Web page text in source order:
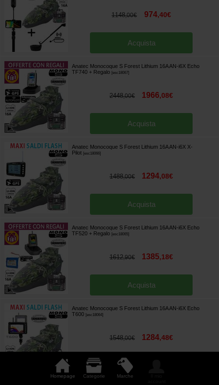
Homepage Categorie Marche
1148,00€ 974,40€
Acquista
Anatec Monocoque S Forest Lithium 16A AN-i6X Echo
TF740 + Regalo [esc18067]
2448,00€ 1966,08€
Acquista
Anatec Monocoque S Forest Lithium 16A AN-i6X X-
Pilot [esc18066]
1488,00€ 1294,08€
Acquista
Anatec Monocoque S Forest Lithium 16A AN-i6X Echo
TF520 + Regalo [esc18065]
1612,90€ 1385,18€
Acquista
Anatec Monocoque S Forest Lithium 16A AN-i6X Echo
T600 [esc18064]
1548,00€ 1284,48€
Acquista